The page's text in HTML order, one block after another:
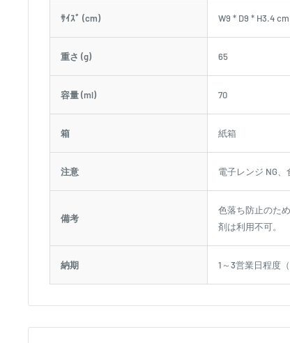
ｻｲｽﾞ (cm) W9 * D9 * H3.4 cm
重さ (g) 65
容量 (ml) 70
箱 紙箱
注意 電子レンジ NG、
備考
色落ち防止のた
剤は利用不可。
納期 1～3営業日程度